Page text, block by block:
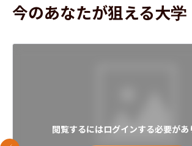
今のあなたが狙える大学
閲覧するにはログインする必要があ